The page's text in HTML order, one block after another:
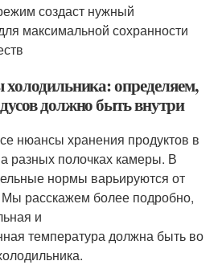
создаст нужный
максимальной сохранности
определяем,
должно быть внутри
нюансы хранения продуктов в
разных полочках камеры. В
нормы варьируются от
расскажем более подробно,
и
температура должна быть во